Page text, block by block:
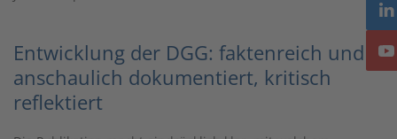
Entwicklung der DGG: faktenreich und
anschaulich dokumentiert, kritisch
reflektiert